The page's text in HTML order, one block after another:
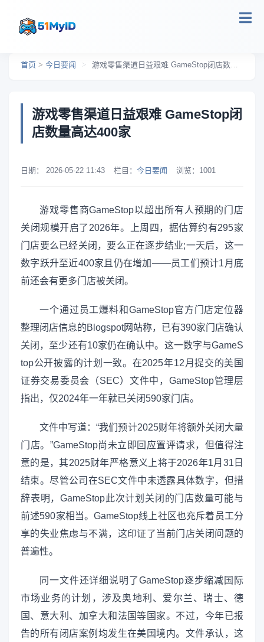
首页 > 今日要闻 > 游戏零售渠道日益艰难 GameStop闭店数量高达400家
游戏零售渠道日益艰难 GameStop闭
店数量高达400家
日期： 2026-05-22 11:43 栏目： 今日要闻 浏览： 1001
游戏零售商GameStop以超出所有人预期的门店
关闭规模开启了2026年。上周四，据估算约有295家
门店要么已经关闭，要么正在逐步结业;一天后，这一
数字跃升至近400家且仍在增加——员工们预计1月底
前还会有更多门店被关闭。
一个通过员工爆料和GameStop官方门店定位器
整理闭店信息的Blogspot网站称，已有390家门店确认
关闭，至少还有10家仍在确认中。这一数字与GameS
top公开披露的计划一致。在2025年12月提交的美国
证券交易委员会（SEC）文件中，GameStop管理层
指出，仅2024年一年就已关闭590家门店。
文件中写道：“我们预计2025财年将额外关闭大量
门店。”GameStop尚未立即回应置评请求，但值得注
意的是，其2025财年严格意义上将于2026年1月31日
结束。尽管公司在SEC文件中未透露具体数字，但措
辞表明，GameStop此次计划关闭的门店数量可能与
前述590家相当。GameStop线上社区也充斥着员工分
享的失业焦虑与不满，这印证了当前门店关闭问题的
普遍性。
同一文件还详细说明了GameStop逐步缩减国际
市场业务的计划，涉及奥地利、爱尔兰、瑞士、德
国、意大利、加拿大和法国等国家。不过，今年已报
告的所有闭店案例均发生在美国境内。文件承认，这